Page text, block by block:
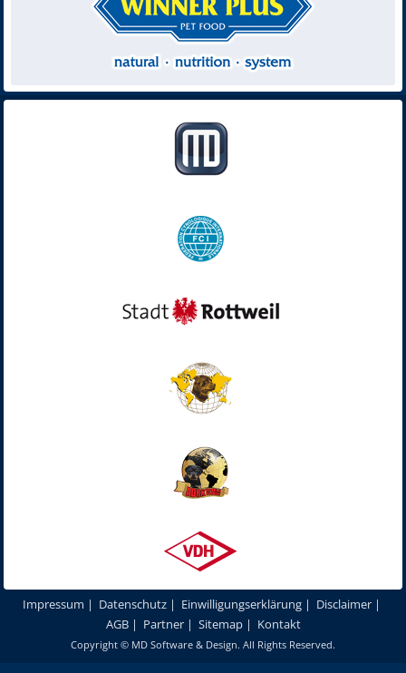
Impressum | Datenschutz | Einwilligungserklärung | Disclaimer |
AGB| Partner| Sitemap| Kontakt
Copyright © MD Software & Design. All Rights Reserved.